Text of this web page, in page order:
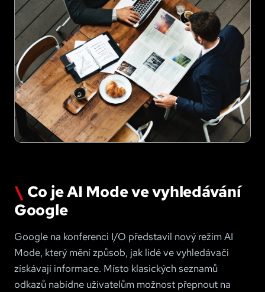
Co je AI Mode ve vyhledávání
Google
Google na konferenci I/O představil nový režim AI
Mode, který mění způsob, jak lidé ve vyhledávači
získávají informace. Místo klasických seznamů
odkazů nabídne uživatelům možnost přepnout na